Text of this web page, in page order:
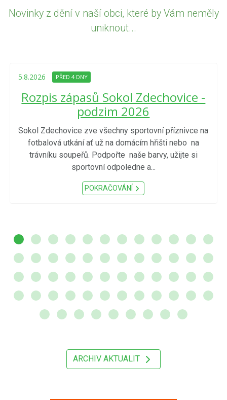
Novinky z dění v naší obci, které by Vám neměly
uniknout...
5.8.2026 PŘED 4 DNY
Rozpis zápasů Sokol Zdechovice -
podzim 2026
Sokol Zdechovice zve všechny sportovní příznivce na
fotbalová utkání ať už na domácím hřišti nebo na
trávníku soupeřů. Podpořte naše barvy, užijte si
sportovní odpoledne a...
POKRAČOVÁNÍ
ARCHIV AKTUALIT